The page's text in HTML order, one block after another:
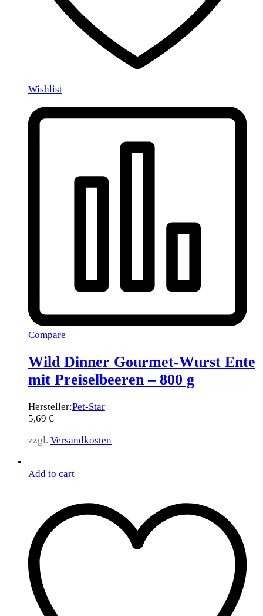
Wishlist
Compare
Wild Dinner Gourmet-Wurst Ente
mit Preiselbeeren – 800 g
Hersteller:Pet-Star
5,69 €
zzgl. Versandkosten
Add to cart